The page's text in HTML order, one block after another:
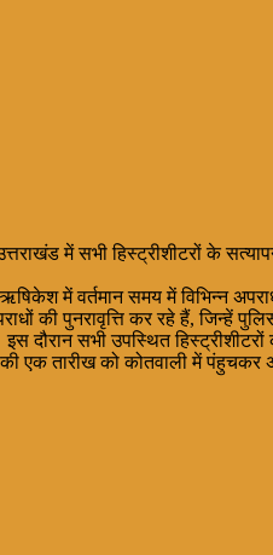
में सभी हिस्ट्रीशीटरों के
में वर्तमान समय में विभिन्न
की पुनरावृत्ति कर रहे हैं, जिन्हें
दौरान सभी उपस्थित
की एक तारीख को कोतवाली में पंहुचकर